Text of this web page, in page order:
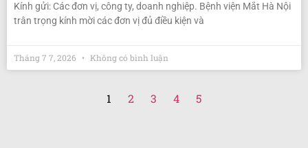
Kính gửi: Các đơn vị, công ty, doanh nghiệp. Bệnh viện Mắt Hà Nội
trân trọng kính mời các đơn vị đủ điều kiện và
Tháng 7 7, 2026 Không có bình luận
1 2 3 4 5